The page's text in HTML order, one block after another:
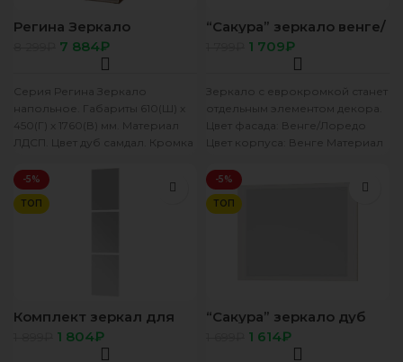
Регина Зеркало
напольное дуб самдал
7 884₽
Серия Регина Зеркало
напольное. Габариты 610(Ш) х
450(Г) х 1760(В) мм. Материал
ЛДСП. Цвет дуб самдал. Кромка
“Сакура” зеркало венге/
лоредо1 709₽
Зеркало с еврокромкой станет
отдельным элементом декора.
Цвет фасада: Венге/Лоредо
Цвет корпуса: Венге Материал
ЛДСП/ЛДСП Ширина, мм: 800
-5%
ТОП
Комплект зеркал для
шкафа 2-х ст. “Сакура”
дуб сонома/белый
1 804₽
-5%
ТОП
“Сакура” зеркало дуб
сонома/белый
1 614₽